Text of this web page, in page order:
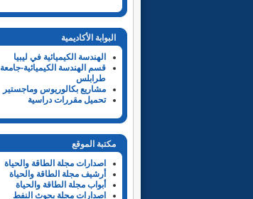
البوابة الأكاديمية
الهندسة الكيميائية في ليبيا
قسم الهندسة الكيميائية-جامعة
طرابلس
مشاريع بكالوريوس وماجستير
تحميل مقررات دراسية
مكتبة الموقع
اصدارات مجلة الطاقة والحياة
أرشيف مجلة الطاقة والحياة
أبواب مجلة الطاقة والحياة
اصدارات مجلة بحوث النفط